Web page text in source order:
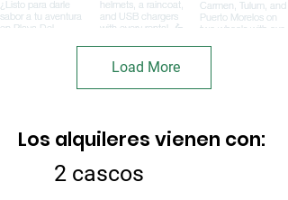
Load More
Los alquileres vienen con:
2 cascos